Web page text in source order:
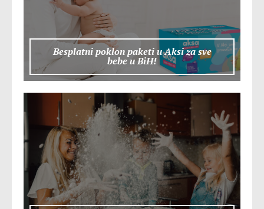
Besplatni poklon paketi u Aksi za sve
bebe u BiH!